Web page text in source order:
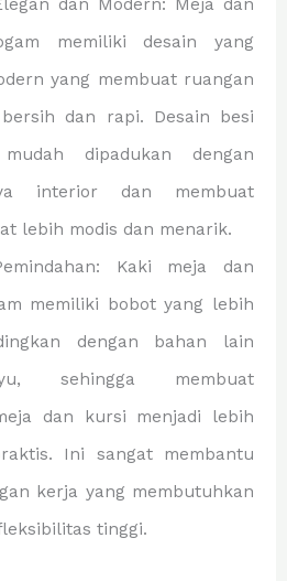
dan Modern: Meja dan
memiliki desain yang
yang membuat ruangan
dan rapi. Desain besi
dipadukan dengan
interior dan membuat
lebih modis dan menarik.
Kaki meja dan
memiliki bobot yang lebih
dengan bahan lain
sehingga membuat
dan kursi menjadi lebih
Ini sangat membantu
kerja yang membutuhkan
tinggi.